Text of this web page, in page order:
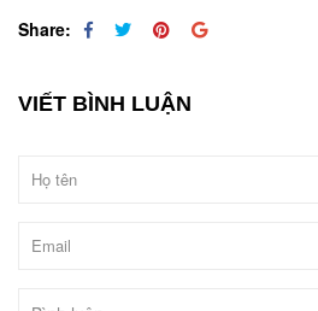
Share:
VIẾT BÌNH LUẬN